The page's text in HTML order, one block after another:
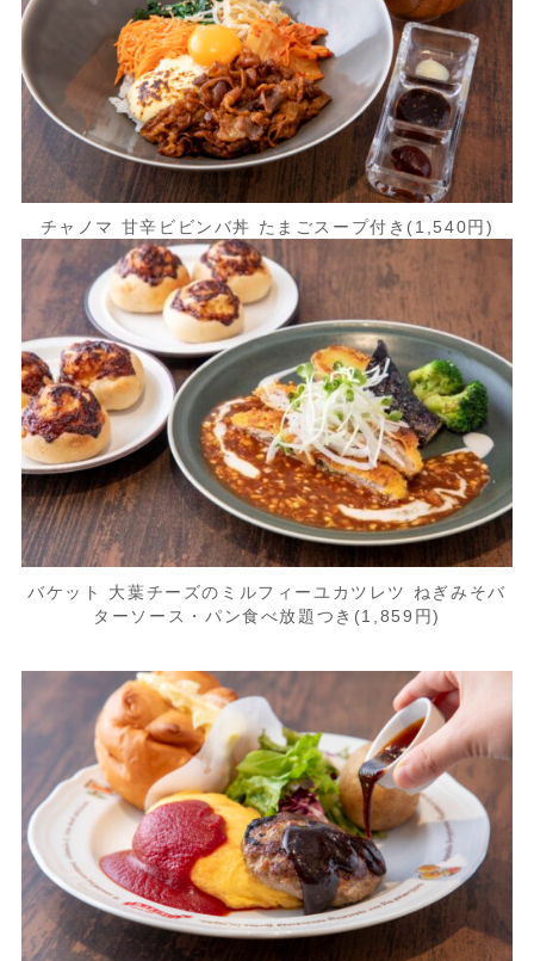
チャノマ 甘辛ビビンバ丼 たまごスープ付き(1,540円)
バケット 大葉チーズのミルフィーユカツレツ ねぎみそバ
ターソース・パン食べ放題つき(1,859円)